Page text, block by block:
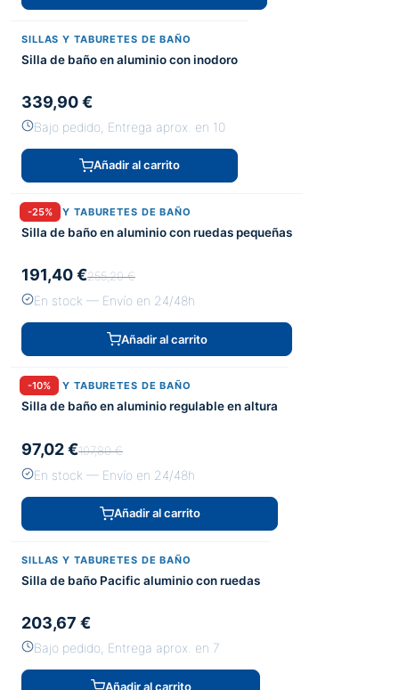
SILLAS Y TABURETES DE BAÑO
Silla de baño en aluminio con inodoro
339,90 €
Bajo pedido, Entrega aprox. en 10
Añadir al carrito
-25%
SILLAS Y TABURETES DE BAÑO
Silla de baño en aluminio con ruedas pequeñas
191,40 €255,20 €
En stock — Envío en 24/48h
Añadir al carrito
-10%
SILLAS Y TABURETES DE BAÑO
Silla de baño en aluminio regulable en altura
97,02 €107,80 €
En stock — Envío en 24/48h
Añadir al carrito
SILLAS Y TABURETES DE BAÑO
Silla de baño Pacific aluminio con ruedas
203,67 €
Bajo pedido, Entrega aprox. en 7
Añadir al carrito